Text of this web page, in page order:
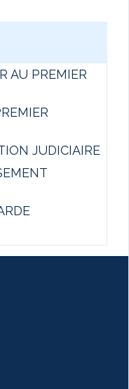
AU PREMIER
JUDICIAIRE